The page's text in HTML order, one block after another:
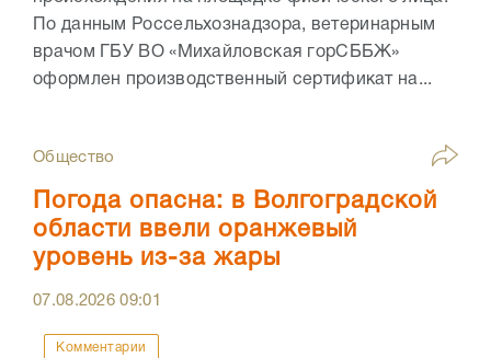
По данным Россельхознадзора, ветеринарным
врачом ГБУ ВО «Михайловская горСББЖ»
оформлен производственный сертификат на...
Общество
Погода опасна: в Волгоградской
области ввели оранжевый
уровень из-за жары
07.08.202609:01
Комментарии